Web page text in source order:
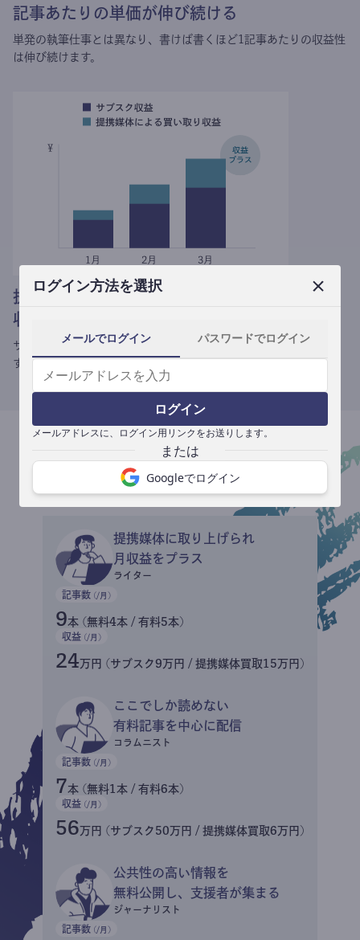
ログイン方法を選択
メールでログイン パスワードでログイン
ログイン
メールアドレスに、ログイン用リンクをお送りします。
Googleでログイン
記事あたりの単価が伸び続ける
単発の執筆仕事とは異なり、 書けば書くほど1記事あたりの収益性
は伸び続けます。
提携媒体による記事買い取りで
収益がプラスされる
サブスク収益にメディアへの記事提供の売り上げをプラスできま
す。
収益イメージ
提携媒体に取り上げられ
月収益をプラス
ライター
記事数 (/月)
9本 (無料4本 / 有料5本)
収益 (/月)
24万円 (サブスク9万円 / 提携媒体買取15万円)
ここでしか読めない
有料記事を中心に配信
コラムニスト
記事数 (/月)
7本 (無料1本 / 有料6本)
収益 (/月)
56万円 (サブスク50万円 / 提携媒体買取6万円)
公共性の高い情報を
無料公開し、支援者が集まる
ジャーナリスト
記事数 (/月)